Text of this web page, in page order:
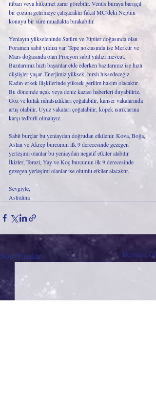
itibarı veya hükumet zarar görebilir. Venüs buraya barışçıl
bir çözüm getirmeye çalışacaktır fakat MC’deki Neptün
konuyu bir süre muallakta bırakabilir.
Yeniayın yükseleninde Satürn ve Jüpiter doğasında olan
Foramen sabit yıldızı var. Tepe noktasında ise Merkür ve
Mars doğasında olan Procyon sabit yıldızı mevcut.
Bazılarımız hızlı başarılar elde ederken bazılarımız ise hızlı
düşüşler yaşar. Enerjimiz yüksek, hırslı hissedeceğiz.
Kadın-erkek ilişkilerinde yüksek gerilim hakim olacaktır.
Bu dönemde uçak veya deniz kazası haberleri duyabiliriz.
Göz ve kulak rahatsızlıkları çoğalabilir, kanser vakalarında
artış olabilir. Uyuz vakaları çoğalabilir, köpek ısırıklarına
karşı tedbirli olmalıyız.
Sabit burçlar bu yeniaydan doğrudan etkilenir. Kova, Boğa,
Aslan ve Akrep burcunun ilk 9 derecesinde gezegen
yerleşimi olanlar bu yeniaydan negatif etkiler alabilir.
İkizler, Terazi, Yay ve Koç burcunun ilk 9 derecesinde
gezegen yerleşimi olanlar ise olumlu etkiler alacaktır.
Sevgiyle,
Astralina
Son Yazılar Hepsini Gör